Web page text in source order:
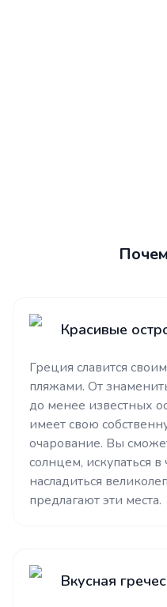
Красивые
Греция славится
пляжами. От
до менее известных
имеет свою
очарование. Вы
солнцем, искупаться
насладиться
предлагают эти места.
Вкусная